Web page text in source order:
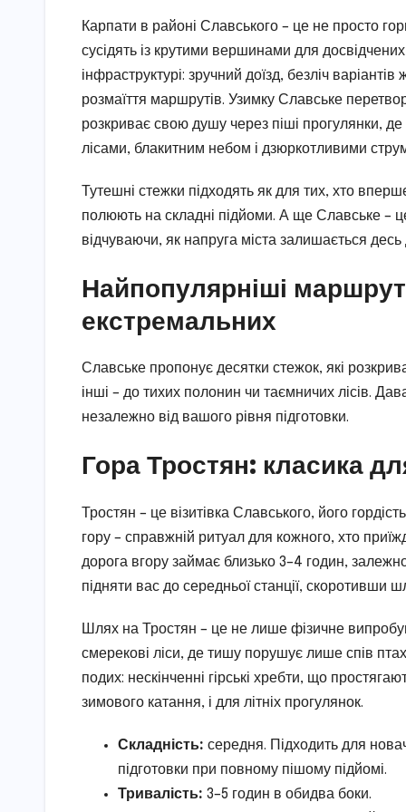
Карпати в районі Славського – це не просто
сусідять із крутими вершинами для
інфраструктурі: зручний доїзд, безліч
розмаїття маршрутів. Узимку Славське
розкриває свою душу через піші прогулянки,
лісами, блакитним небом і дзюркотливими
Тутешні стежки підходять як для тих, хто
полюють на складні підйоми. А ще Славське –
відчуваючи, як напруга міста залишається
Найпопулярніші
екстремальних
Славське пропонує десятки стежок, які
інші – до тихих полонин чи таємничих лісів.
незалежно від вашого рівня підготовки.
Гора Тростян: класика
Тростян – це візитівка Славського, його
гору – справжній ритуал для кожного, хто
дорога вгору займає близько 3–4 годин,
підняти вас до середньої станції, скоротивши
Шлях на Тростян – це не лише фізичне
смерекові ліси, де тишу порушує лише спів
подих: нескінченні гірські хребти, що
зимового катання, і для літніх прогулянок.
Складність: середня. Підходить для
підготовки при повному пішому підйомі.
Тривалість: 3–5 годин в обидва боки.